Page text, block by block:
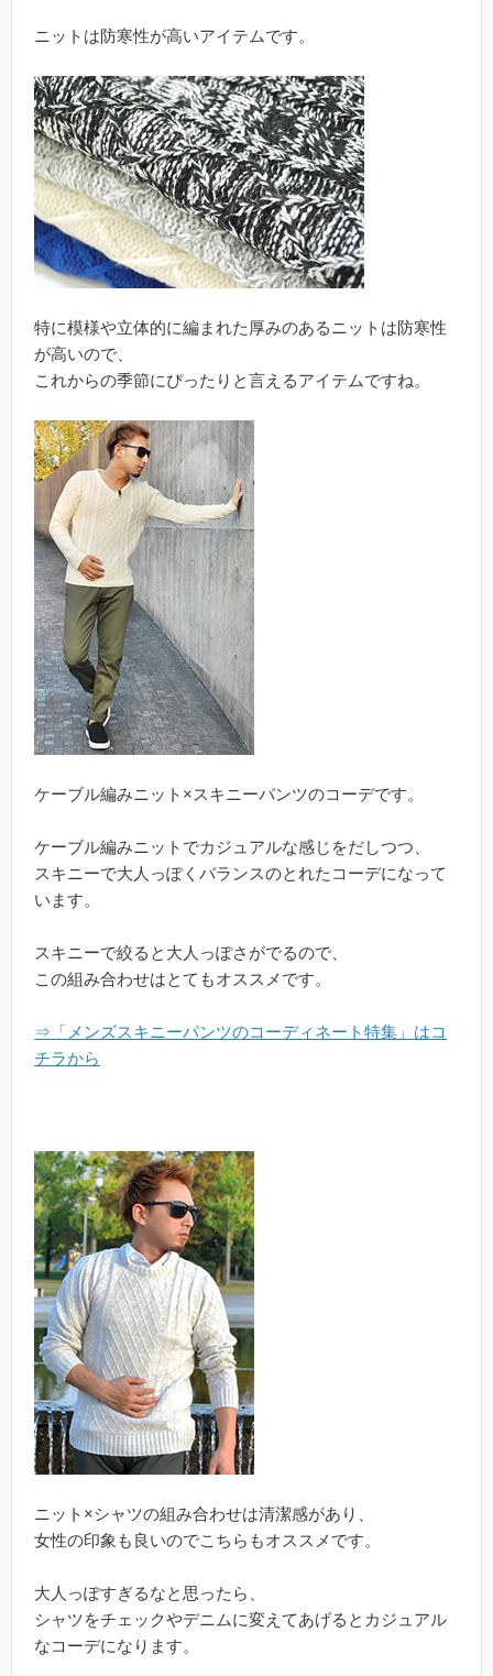
ニットは防寒性が高いアイテムです。
特に模様や立体的に編まれた厚みのあるニットは防寒性
が高いので、
これからの季節にぴったりと言えるアイテムですね。
ケーブル編みニット×スキニーパンツのコーデです。
ケーブル編みニットでカジュアルな感じをだしつつ、
スキニーで大人っぽくバランスのとれたコーデになって
います。
スキニーで絞ると大人っぽさがでるので、
この組み合わせはとてもオススメです。
⇒「メンズスキニーパンツのコーディネート特集」はコ
チラから
ニット×シャツの組み合わせは清潔感があり、
女性の印象も良いのでこちらもオススメです。
大人っぽすぎるなと思ったら、
シャツをチェックやデニムに変えてあげるとカジュアル
なコーデになります。